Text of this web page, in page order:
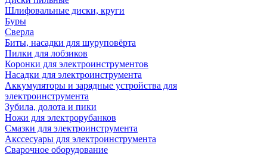
Шлифовальные диски, круги
Буры
Сверла
Биты, насадки для шуруповёрта
Пилки для лобзиков
Коронки для электроинструментов
Насадки для электроинструмента
Аккумуляторы и зарядные устройства для
электроинструмента
Зубила, долота и пики
Ножи для электрорубанков
Смазки для электроинструмента
Акссесуары для электроинструмента
Сварочное оборудование